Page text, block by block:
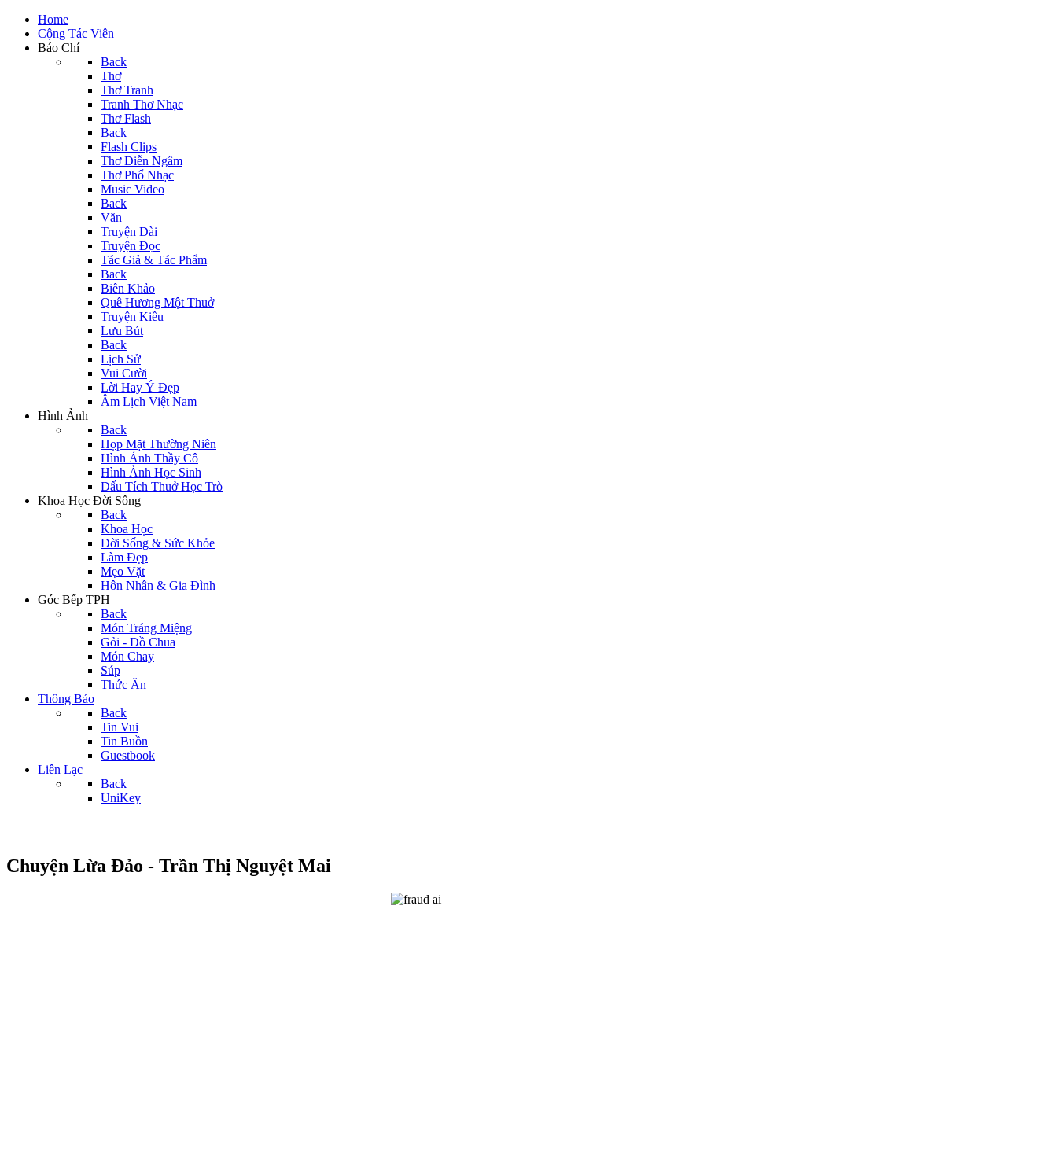
Home
Cộng Tác Viên
Báo Chí
Back
Thơ
Thơ Tranh
Tranh Thơ Nhạc
Thơ Flash
Back
Flash Clips
Thơ Diễn Ngâm
Thơ Phổ Nhạc
Music Video
Back
Văn
Truyện Dài
Truyện Đọc
Tác Giả & Tác Phẩm
Back
Biên Khảo
Quê Hương Một Thuở
Truyện Kiều
Lưu Bút
Back
Lịch Sử
Vui Cười
Lời Hay Ý Đẹp
Âm Lịch Việt Nam
Hình Ảnh
Back
Họp Mặt Thường Niên
Hình Ảnh Thầy Cô
Hình Ảnh Học Sinh
Dấu Tích Thuở Học Trò
Khoa Học Đời Sống
Back
Khoa Học
Đời Sống & Sức Khỏe
Làm Đẹp
Mẹo Vặt
Hôn Nhân & Gia Đình
Góc Bếp TPH
Back
Món Tráng Miệng
Gỏi - Đồ Chua
Món Chay
Súp
Thức Ăn
Thông Báo
Back
Tin Vui
Tin Buồn
Guestbook
Liên Lạc
Back
UniKey
Chuyện Lừa Đảo - Trần Thị Nguyệt Mai